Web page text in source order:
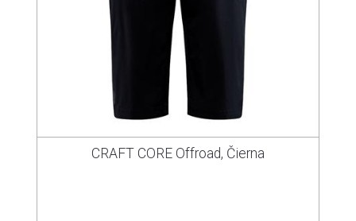
CRAFT CORE Offroad, Čierna